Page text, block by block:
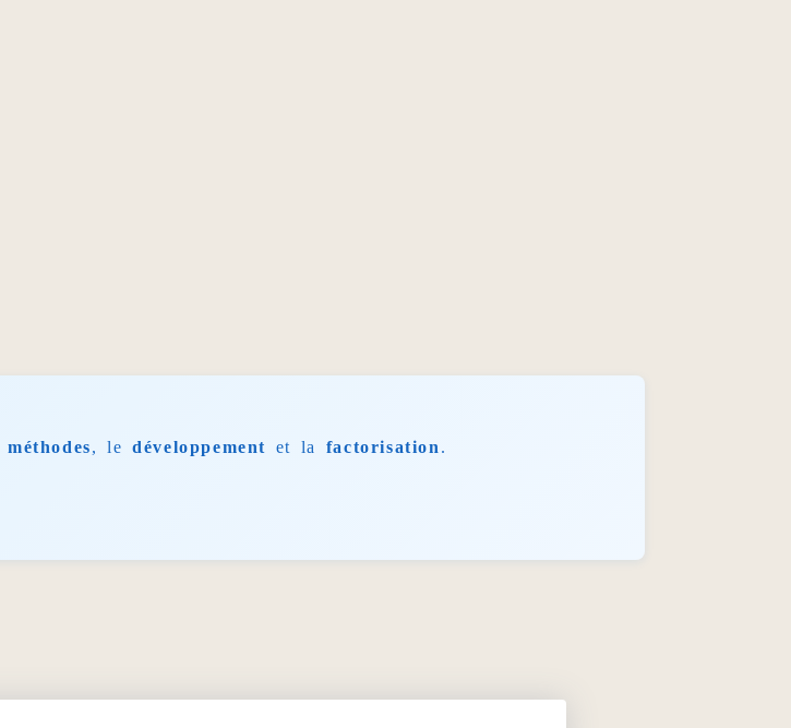
méthodes, ledéveloppement et la factorisation .